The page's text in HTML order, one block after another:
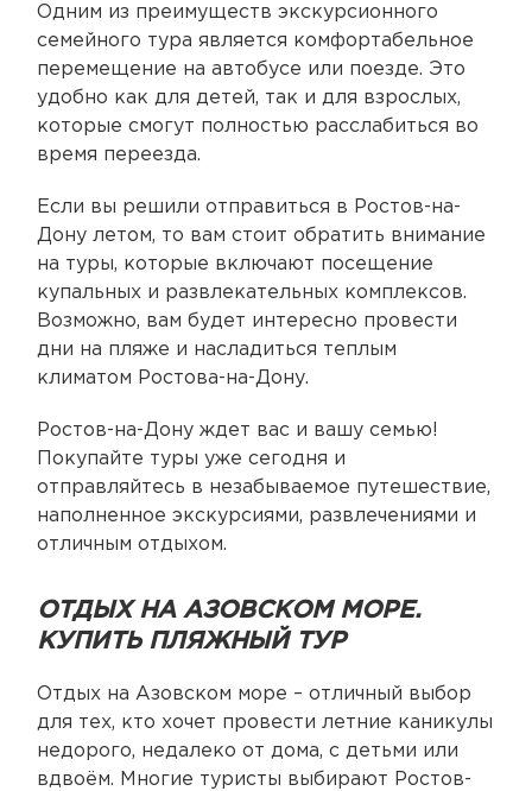
Одним из преимуществ экскурсионного
семейного тура является комфортабельное
перемещение на автобусе или поезде. Это
удобно как для детей, так и для взрослых,
которые смогут полностью расслабиться во
время переезда.
Если вы решили отправиться в Ростов-на-
Дону летом, то вам стоит обратить внимание
на туры, которые включают посещение
купальных и развлекательных комплексов.
Возможно, вам будет интересно провести
дни на пляже и насладиться теплым
климатом Ростова-на-Дону.
Ростов-на-Дону ждет вас и вашу семью!
Покупайте туры уже сегодня и
отправляйтесь в незабываемое путешествие,
наполненное экскурсиями, развлечениями и
отличным отдыхом.
ОТДЫХ НА АЗОВСКОМ МОРЕ.
КУПИТЬ ПЛЯЖНЫЙ ТУР
Отдых на Азовском море – отличный выбор
для тех, кто хочет провести летние каникулы
недорого, недалеко от дома, с детьми или
вдвоём. Многие туристы выбирают Ростов-